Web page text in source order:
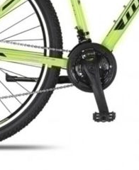
VERZENDING OP